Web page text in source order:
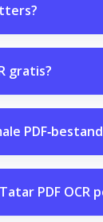
gratis?
PDF OCR